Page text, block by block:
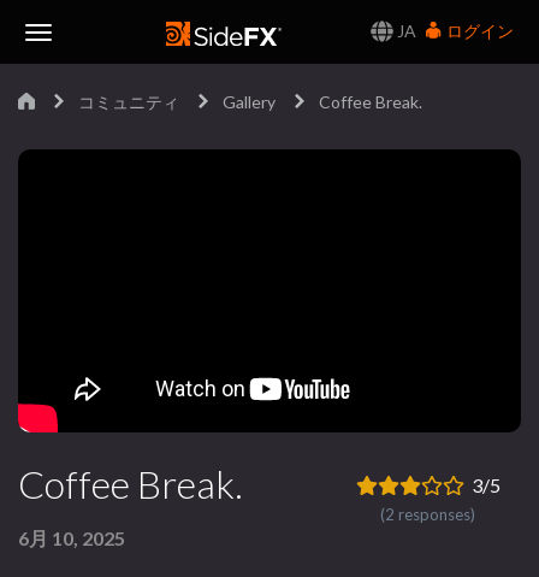
JA
ログイン
コミュニティ Gallery Coffee Break.
Coffee Break.
6月 10, 2025
3/5
(2 responses)